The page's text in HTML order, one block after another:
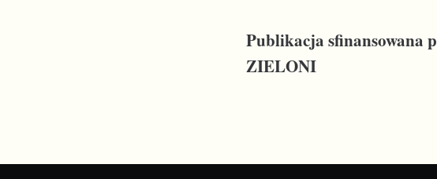
Publikacja sfinansowana
ZIELONI